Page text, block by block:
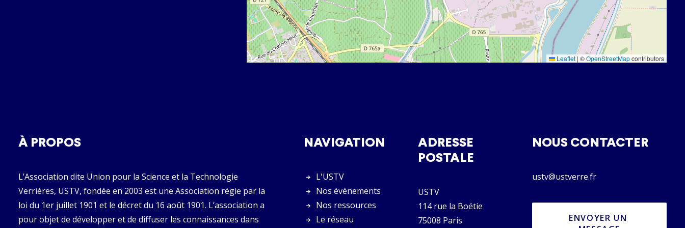
Leaflet | ©OpenStreetMapcontributors
À PROPOS
L’Association dite Union pour la Science et la Technologie
Verrières, USTV, fondée en 2003 est une Association régie par la
loi du 1er juillet 1901 et le décret du 16 août 1901. L’association a
pour objet de développer et de diffuser les connaissances dans
NAVIGATION
L'USTV
Nos événements
Nos ressources
Le réseau
ADRESSE
POSTALE
USTV
114 rue la Boétie
75008 Paris
NOUS CONTACTER
ustv@ustverre.fr
ENVOYER UN